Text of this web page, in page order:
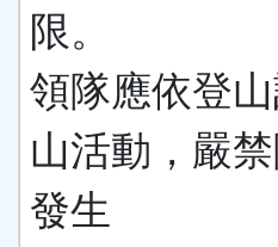
限。
領隊應依登
山活動，嚴
發生